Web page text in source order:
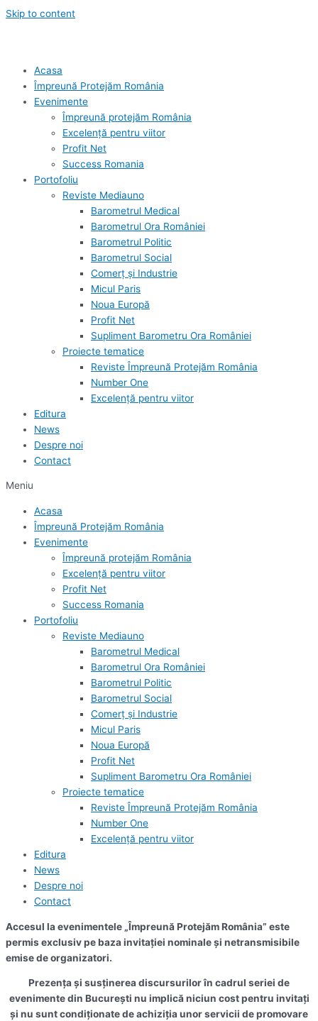
Skip to content
Acasa
Împreună Protejăm România
Evenimente
Împreună protejăm România
Excelență pentru viitor
Profit Net
Success Romania
Portofoliu
Reviste Mediauno
Barometrul Medical
Barometrul Ora României
Barometrul Politic
Barometrul Social
Comerț și Industrie
Micul Paris
Noua Europă
Profit Net
Supliment Barometru Ora României
Proiecte tematice
Reviste Împreună Protejăm România
Number One
Excelență pentru viitor
Editura
News
Despre noi
Contact
Meniu
Acasa
Împreună Protejăm România
Evenimente
Împreună protejăm România
Excelență pentru viitor
Profit Net
Success Romania
Portofoliu
Reviste Mediauno
Barometrul Medical
Barometrul Ora României
Barometrul Politic
Barometrul Social
Comerț și Industrie
Micul Paris
Noua Europă
Profit Net
Supliment Barometru Ora României
Proiecte tematice
Reviste Împreună Protejăm România
Number One
Excelență pentru viitor
Editura
News
Despre noi
Contact
Accesul la evenimentele „Împreună Protejăm România” este
permis exclusiv pe baza invitației nominale și netransmisibile
emise de organizatori.
Prezența și susținerea discursurilor în cadrul seriei de
evenimente din București nu implică niciun cost pentru invitați
și nu sunt condiționate de achiziția unor servicii de promovare